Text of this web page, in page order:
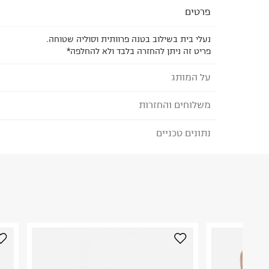
פרטים
נעלי בית בשילוב בטנה פרוותית וסוליה שטוחה.
פריט זה ניתן להחזרה בלבד ולא להחלפה*
על המותג
REEF - ריף
משלוחים והחזרות
לבחירת בשיטת המשלוח המתאימה לכם,
לפני החזרת החבילה, חשוב להדביק את מדבקת
נתונים טכניים